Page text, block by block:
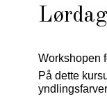
Workshopen
På dette